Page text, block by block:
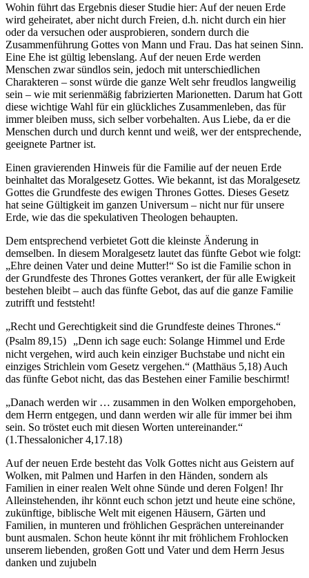
Wohin führt das Ergebnis dieser Studie hier: Auf der neuen Erde
wird geheiratet, aber nicht durch Freien, d.h. nicht durch ein hier
oder da versuchen oder ausprobieren, sondern durch die
Zusammenführung Gottes von Mann und Frau. Das hat seinen Sinn.
Eine Ehe ist gültig lebenslang. Auf der neuen Erde werden
Menschen zwar sündlos sein, jedoch mit unterschiedlichen
Charakteren – sonst würde die ganze Welt sehr freudlos langweilig
sein – wie mit serienmäßig fabrizierten Marionetten. Darum hat Gott
diese wichtige Wahl für ein glückliches Zusammenleben, das für
immer bleiben muss, sich selber vorbehalten. Aus Liebe, da er die
Menschen durch und durch kennt und weiß, wer der entsprechende,
geeignete Partner ist.
Einen gravierenden Hinweis für die Familie auf der neuen Erde
beinhaltet das Moralgesetz Gottes. Wie bekannt, ist das Moralgesetz
Gottes die Grundfeste des ewigen Thrones Gottes. Dieses Gesetz
hat seine Gültigkeit im ganzen Universum – nicht nur für unsere
Erde, wie das die spekulativen Theologen behaupten.
Dem entsprechend verbietet Gott die kleinste Änderung in
demselben. In diesem Moralgesetz lautet das fünfte Gebot wie folgt:
„Ehre deinen Vater und deine Mutter!“ So ist die Familie schon in
der Grundfeste des Thrones Gottes verankert, der für alle Ewigkeit
bestehen bleibt – auch das fünfte Gebot, das auf die ganze Familie
zutrifft und feststeht!
„Recht und Gerechtigkeit sind die Grundfeste deines Thrones.“
(Psalm 89,15) „Denn ich sage euch: Solange Himmel und Erde
nicht vergehen, wird auch kein einziger Buchstabe und nicht ein
einziges Strichlein vom Gesetz vergehen.“ (Matthäus 5,18) Auch
das fünfte Gebot nicht, das das Bestehen einer Familie beschirmt!
„Danach werden wir … zusammen in den Wolken emporgehoben,
dem Herrn entgegen, und dann werden wir alle für immer bei ihm
sein. So tröstet euch mit diesen Worten untereinander.“
(1.Thessalonicher 4,17.18)
Auf der neuen Erde besteht das Volk Gottes nicht aus Geistern auf
Wolken, mit Palmen und Harfen in den Händen, sondern als
Familien in einer realen Welt ohne Sünde und deren Folgen! Ihr
Alleinstehenden, ihr könnt euch schon jetzt und heute eine schöne,
zukünftige, biblische Welt mit eigenen Häusern, Gärten und
Familien, in munteren und fröhlichen Gesprächen untereinander
bunt ausmalen. Schon heute könnt ihr mit fröhlichem Frohlocken
unserem liebenden, großen Gott und Vater und dem Herrn Jesus
danken und zujubeln